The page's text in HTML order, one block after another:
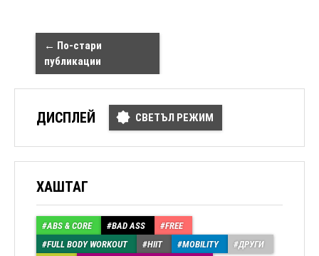
← По-стари
публикации
ДИСПЛЕЙ СВЕТЪЛ РЕЖИМ
ХАШТАГ
ABS & CORE BAD ASS
FREE
FULL BODY WORKOUT
HIIT MOBILITY
ДРУГИ